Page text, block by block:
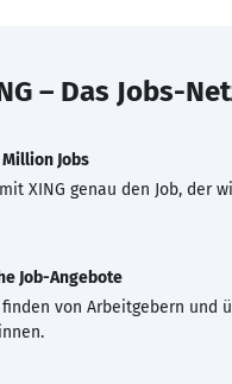
– Das Jobs-
Jobs
XING genau den Job, der
Job-Angebote
von Arbeitgebern und